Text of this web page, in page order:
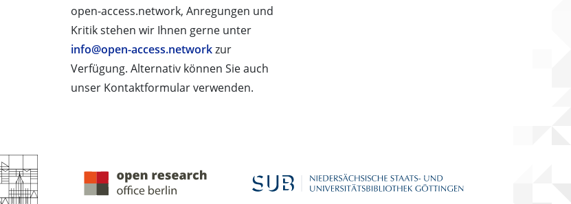
open-access.network, Anregungen und
Kritik stehen wir Ihnen gerne unter
info@open-access.networkzur
Verfügung. Alternativ können Sie auch
unser Kontaktformular verwenden.